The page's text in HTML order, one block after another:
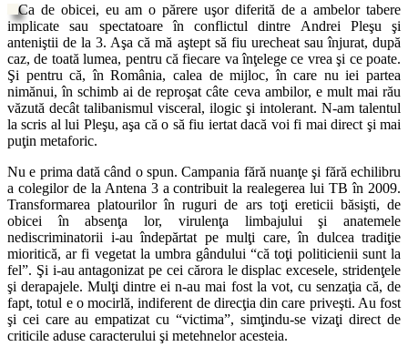
Ca de obicei, eu am o părere uşor diferită de a ambelor tabere
implicate sau spectatoare în conflictul dintre Andrei Pleşu şi
anteniştii de la 3. Aşa că mă aştept să fiu urecheat sau înjurat, după
caz, de toată lumea, pentru că fiecare va înţelege ce vrea şi ce poate.
Şi pentru că, în România, calea de mijloc, în care nu iei partea
nimănui, în schimb ai de reproşat câte ceva ambilor, e mult mai rău
văzută decât talibanismul visceral, ilogic şi intolerant. N-am talentul
la scris al lui Pleşu, aşa că o să fiu iertat dacă voi fi mai direct şi mai
puţin metaforic.
Nu e prima dată când o spun. Campania fără nuanţe şi fără echilibru
a colegilor de la Antena 3 a contribuit la realegerea lui TB în 2009.
Transformarea platourilor în ruguri de ars toţi ereticii băsişti, de
obicei în absenţa lor, virulenţa limbajului şi anatemele
nediscriminatorii i-au îndepărtat pe mulţi care, în dulcea tradiţie
mioritică, ar fi vegetat la umbra gândului “că toţi politicienii sunt la
fel”. Şi i-au antagonizat pe cei cărora le displac excesele, stridenţele
şi derapajele. Mulţi dintre ei n-au mai fost la vot, cu senzaţia că, de
fapt, totul e o mocirlă, indiferent de direcţia din care priveşti. Au fost
şi cei care au empatizat cu “victima”, simţindu-se vizaţi direct de
criticile aduse caracterului şi metehnelor acesteia.